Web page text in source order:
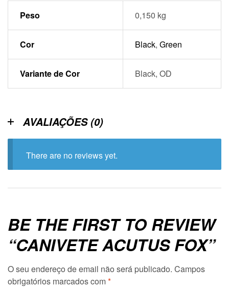
Peso 0,150 kg
Cor Black, Green
Variante de Cor Black, OD
AVALIAÇÕES (0)
There are no reviews yet.
BE THE FIRST TO REVIEW
“CANIVETE ACUTUS FOX”
O seu endereço de email não será publicado. Campos
obrigatórios marcados com*